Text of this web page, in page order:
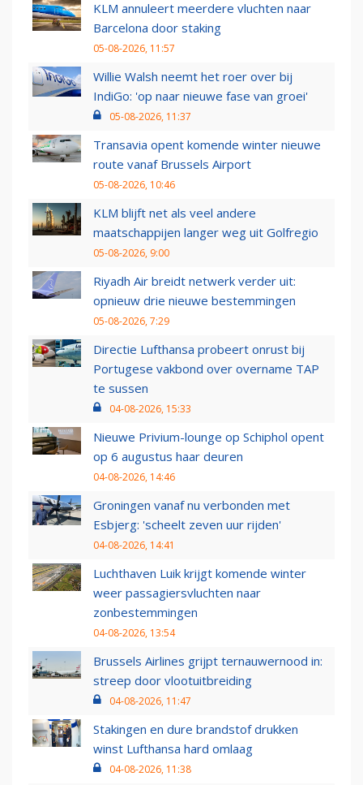
KLM annuleert meerdere vluchten naar
Barcelona door staking
05-08-2026, 11:57
Willie Walsh neemt het roer over bij
IndiGo: 'op naar nieuwe fase van groei'
05-08-2026, 11:37
Transavia opent komende winter nieuwe
route vanaf Brussels Airport
05-08-2026, 10:46
KLM blijft net als veel andere
maatschappijen langer weg uit Golfregio
05-08-2026, 9:00
Riyadh Air breidt netwerk verder uit:
opnieuw drie nieuwe bestemmingen
05-08-2026, 7:29
Directie Lufthansa probeert onrust bij
Portugese vakbond over overname TAP
te sussen
04-08-2026, 15:33
Nieuwe Privium-lounge op Schiphol opent
op 6 augustus haar deuren
04-08-2026, 14:46
Groningen vanaf nu verbonden met
Esbjerg: 'scheelt zeven uur rijden'
04-08-2026, 14:41
Luchthaven Luik krijgt komende winter
weer passagiersvluchten naar
zonbestemmingen
04-08-2026, 13:54
Brussels Airlines grijpt ternauwernood in:
streep door vlootuitbreiding
04-08-2026, 11:47
Stakingen en dure brandstof drukken
winst Lufthansa hard omlaag
04-08-2026, 11:38